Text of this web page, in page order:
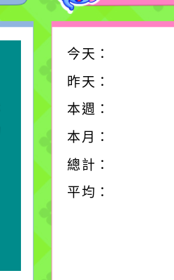
作者：網路小語
一杯清水因滴入一滴污
水而變污濁，一杯污水
卻不會因一滴清水的存
今天：
昨天：
本週：
本月：
總計：
平均：